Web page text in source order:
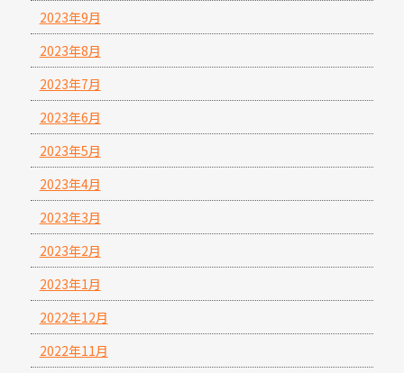
2023年9月
2023年8月
2023年7月
2023年6月
2023年5月
2023年4月
2023年3月
2023年2月
2023年1月
2022年12月
2022年11月